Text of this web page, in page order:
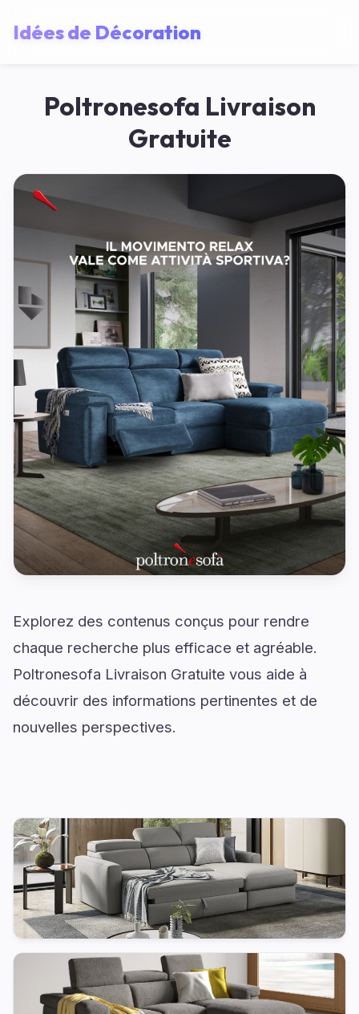
Idées de Décoration
Poltronesofa Livraison
Gratuite
Explorez des contenus conçus pour rendre
chaque recherche plus efficace et agréable.
Poltronesofa Livraison Gratuite vous aide à
découvrir des informations pertinentes et de
nouvelles perspectives.